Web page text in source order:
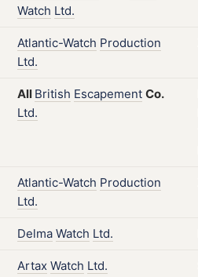
Watch Ltd.
Atlantic-Watch Production
Ltd.
All British Escapement Co.
Ltd.
Atlantic-Watch Production
Ltd.
Delma Watch Ltd.
Artax Watch Ltd.